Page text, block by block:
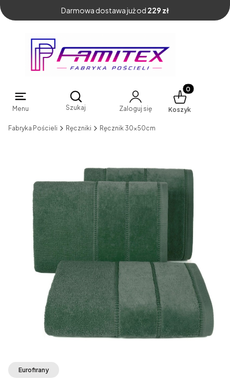
Darmowa dostawa już od 229 zł
Menu
Otwórz wyszukiwarkę
Szukaj Zaloguj się
Produkty w
Koszyk
Fabryka Pościeli Ręczniki Ręcznik 30x50cm
Eurofirany